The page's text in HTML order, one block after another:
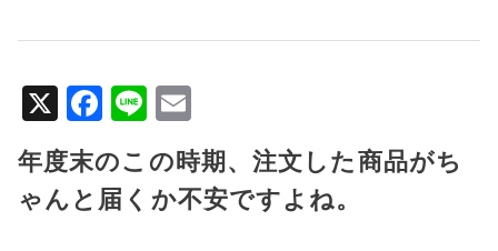
X
F
c
e
Li
e
m
ai
l
年度末のこの時期、注文した商品がち
ゃんと届くか不安ですよね。